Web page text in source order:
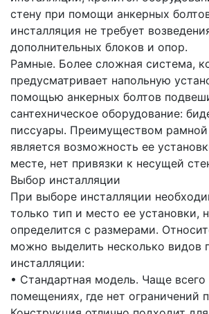
стену при помощи анкерных
инсталляция не требует
дополнительных блоков и опор.
Рамные. Более сложная система,
предусматривает напольную
помощью анкерных болтов
сантехническое оборудование:
писсуары. Преимуществом рамной
является возможность ее
месте, нет привязки к несущей
Выбор инсталляции
При выборе инсталляции
только тип и место ее установки,
определится с размерами.
можно выделить несколько видов
инсталляции:
• Стандартная модель. Чаще всего
помещениях, где нет ограничений